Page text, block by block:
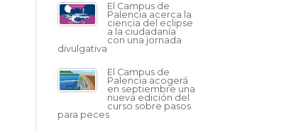
El Campus de
Palencia acerca la
ciencia del eclipse
a la ciudadanía
con una jornada
divulgativa
El Campus de
Palencia acogerá
en septiembre una
nueva edición del
curso sobre pasos
para peces